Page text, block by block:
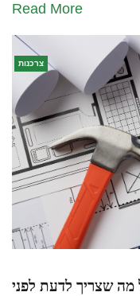
Read More
צרכנות
שצריך לדעת לפני